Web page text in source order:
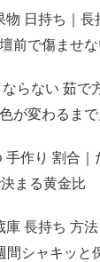
物 日持ち｜長
前で傷ませ
らない 茹で
が変わるま
手作り 割合｜
まる黄金比
庫 長持ち 方
間シャキッと